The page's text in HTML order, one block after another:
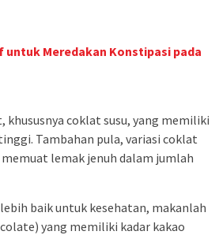
untuk Meredakan Konstipasi pada
khususnya coklat susu, yang memiliki
Tambahan pula, variasi coklat
lemak jenuh dalam jumlah
baik untuk kesehatan, makanlah
yang memiliki kadar kakao